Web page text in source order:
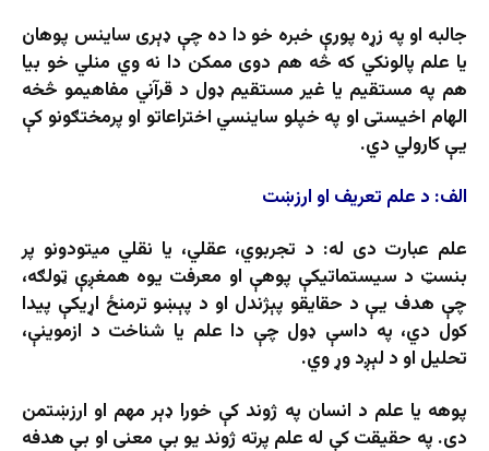
جالبه او په زړه پورې خبره خو دا ده چې ډېری ساینس پوهان
یا علم پالونکي که څه هم دوی ممکن دا نه وي منلي خو بیا
هم په مستقیم یا غیر مستقیم ډول د قرآني مفاهیمو څخه
الهام اخیستی او په خپلو ساینسي اختراعاتو او پرمختګونو کې
یې کارولي دي.
الف: د علم تعریف او ارزښت
علم عبارت دی له: د تجربوي، عقلي، یا نقلي میتودونو پر
بنسټ د سیستماتیکې پوهې او معرفت یوه همغږې ټولګه،
چې هدف یې د حقایقو پېژندل او د پېښو ترمنځ اړیکې پیدا
کول دي، په داسې ډول چې دا علم یا شناخت د ازموینې،
تحلیل او د لېږد وړ وي.
پوهه یا علم د انسان په ژوند کې خورا ډېر مهم او ارزښتمن
دی. په حقیقت کې له علم پرته ژوند یو بې معنی او بې هدفه